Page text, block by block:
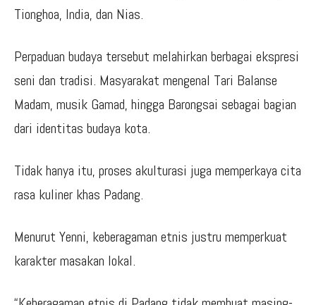
Tionghoa, India, dan Nias.
Perpaduan budaya tersebut melahirkan berbagai ekspresi
seni dan tradisi. Masyarakat mengenal Tari Balanse
Madam, musik Gamad, hingga Barongsai sebagai bagian
dari identitas budaya kota.
Tidak hanya itu, proses akulturasi juga memperkaya cita
rasa kuliner khas Padang.
Menurut Yenni, keberagaman etnis justru memperkuat
karakter masakan lokal.